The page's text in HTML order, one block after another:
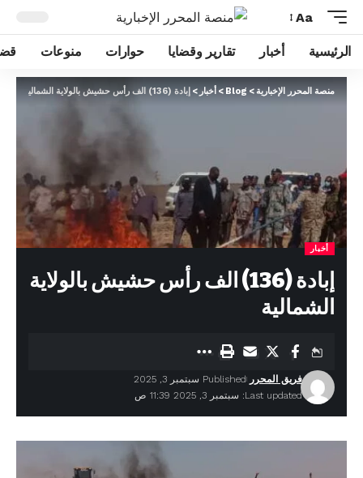
Aa
الرئيسية أخبار تقارير وقضايا حوارات منوعات
منصة المحرر الإخبارية>
Blog
> أخبار > إبادة (136) الف رأس حشيش بالولاية الشمالية
أخبار
إبادة (136) الف رأس حشيش بالولاية
الشمالية
Last updated: سبتمبر 3, 2025 11:39 ص
فريق المحرر Published سبتمبر 3, 2025